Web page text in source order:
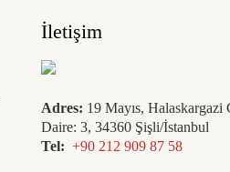
İletişim
Adres: 19 Mayıs,
Daire: 3, 34360 Şişli/İstanbul
Tel: +90 212 909 87 58